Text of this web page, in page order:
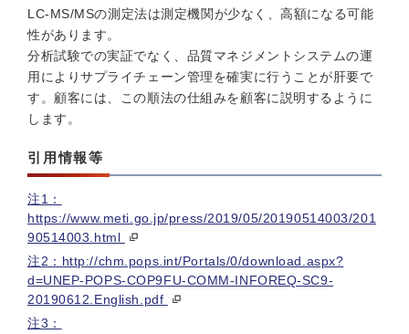
LC-MS/MSの測定法は測定機関が少なく、高額になる可能
性があります。
分析試験での実証でなく、品質マネジメントシステムの運
用によりサプライチェーン管理を確実に行うことが肝要で
す。顧客には、この順法の仕組みを顧客に説明するように
します。
引用情報等
注1：
https://www.meti.go.jp/press/2019/05/20190514003/201
90514003.html
注2：http://chm.pops.int/Portals/0/download.aspx?
d=UNEP-POPS-COP9FU-COMM-INFOREQ-SC9-
20190612.English.pdf
注3：